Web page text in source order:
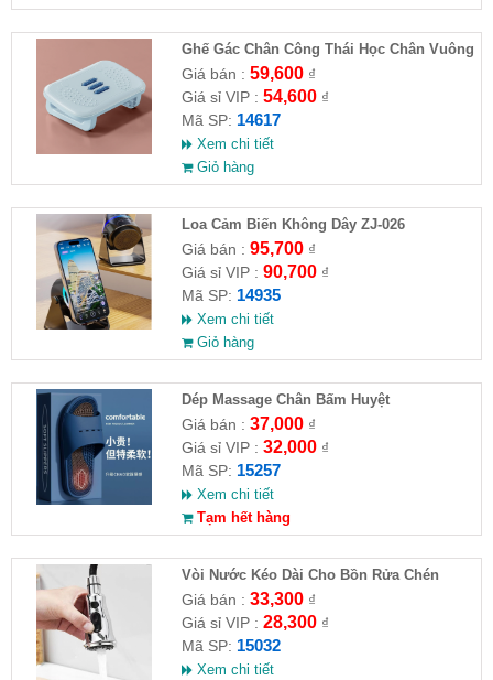
Ghế Gác Chân Công Thái Học Chân Vuông
Giá bán : 59,600₫
Giá sỉ VIP : 54,600₫
Mã SP: 14617
Xem chi tiết
Giỏ hàng
Loa Cảm Biến Không Dây ZJ-026
Giá bán : 95,700₫
Giá sỉ VIP : 90,700₫
Mã SP: 14935
Xem chi tiết
Giỏ hàng
Dép Massage Chân Bấm Huyệt
Giá bán : 37,000₫
Giá sỉ VIP : 32,000₫
Mã SP: 15257
Xem chi tiết
Tạm hết hàng
Vòi Nước Kéo Dài Cho Bồn Rửa Chén
Giá bán : 33,300₫
Giá sỉ VIP : 28,300₫
Mã SP: 15032
Xem chi tiết